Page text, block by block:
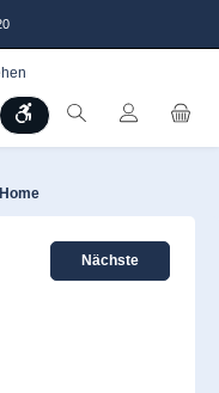
Werkzeugleiste anzeigen
Nächste